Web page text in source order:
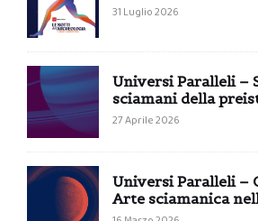
31 Luglio 2026
Universi Paralleli –
sciamani della
27 Aprile 2026
Universi Paralleli –
Arte sciamanica